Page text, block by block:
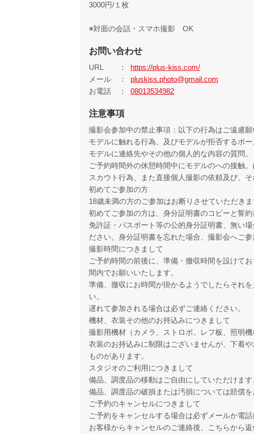
3000円/１枚
※対面の会話・スマホ撮影 OK
お問い合わせ
URL
https://plus-kiss.com/
メール
pluskiss.photo@gmail.com
お電話
08013534982
注意事項
撮影会参加中の禁止事項：以下の行為はご遠慮願
モデルに触れる行為、及びモデルが拒否するポー
モデルに連絡先やその他の個人的な内容の質問。
ご予約時間外の休憩時間中にモデルのへの接触
スカウト行為、また直接個人撮影の依頼及び、そ
初めてご参加の方
18歳未満の方のご参加はお断りさせていただきま
初めてご参加の方は、身分証明書のコピーと誓約
免許証・パスポート等の公的身分証明書、無い
ださい。身分証明書を忘れた場合、撮影会へご
撮影時間につきまして
ご予約時間の前後に、準備・撤収時間を設けて
間内でお願いいたします。
準備、撤収にお時間が掛かるようでしたらそれ
い。
遅れて参加される場合は必ずご連絡ください。
機材、衣装その他のお持込みにつきまして
撮影用機材（カメラ、ストロボ、レフ板、照明
衣装のお持込みに制限はございませんが、下着
ものがあります。
スタジオのご利用につきまして
備品、調度品の移動はご自由にしていただけま
備品、調度品の破損または汚損については賠償を
ご予約のキャンセルにつきまして
ご予約をキャンセルする場合は必ずメールか電話
お客様からキャンセルのご連絡後、こちらから